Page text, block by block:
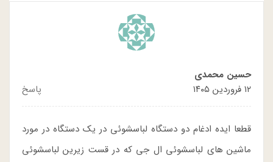
حسین محمدی
۱۲ فروردین ۱۴۰۵
پاسخ
قطعا ایده ادغام دو دستگاه لباسشوئی در یک دستگاه در مورد
ماشین های لباسشوئی ال جی که در قست زیرین لباسشوئی